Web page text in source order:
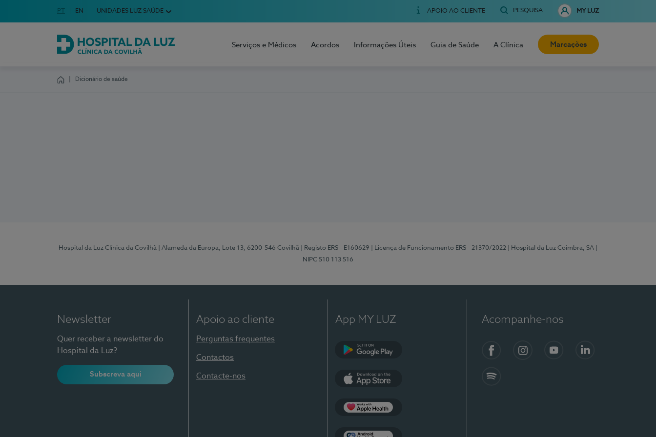
Escolha o seu idioma
Idioma em Português
PT English Language
EN UNIDADES LUZ SAÚDE APOIO AO CLIENTE PESQUISA MY LUZ
Hospital da Luz Clínica da Covilhã
Serviços e Médicos Acordos Informações Úteis Guia de Saúde A Clínica Marcações
Dicionário de saúde
Hospital da Luz Clínica da Covilhã | Alameda da Europa, Lote 13, 6200-546 Covilhã | Registo ERS - E160629 | Licença de Funcionamento ERS - 21370/2022 | Hospital da Luz Coimbra, SA
NIPC 510 113 516
Newsletter
Quer receber a newsletter do
Hospital da Luz?
Subscreva aqui
Apoio ao cliente
Perguntas frequentes
Contactos
Contacte-nos
App MY LUZ Acompanhe-nos